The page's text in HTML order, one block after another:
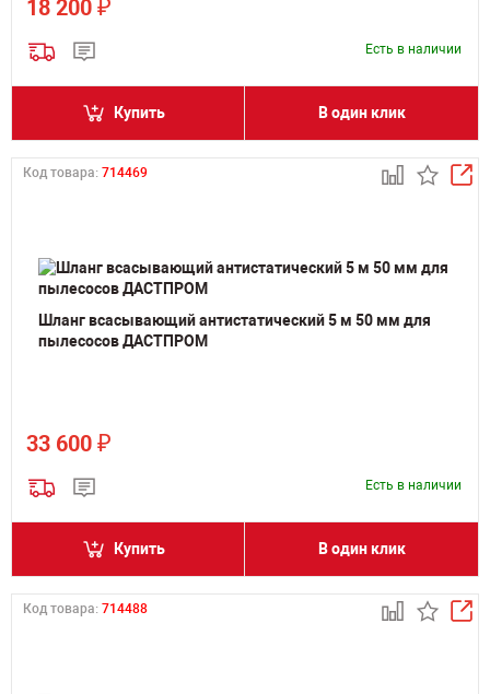
18 200 ₽
Есть в наличии
Купить В один клик
Код товара: 714469
Шланг всасывающий антистатический 5 м 50 мм для
пылесосов ДАСТПРОМ
33 600 ₽
Есть в наличии
Купить В один клик
Код товара: 714488